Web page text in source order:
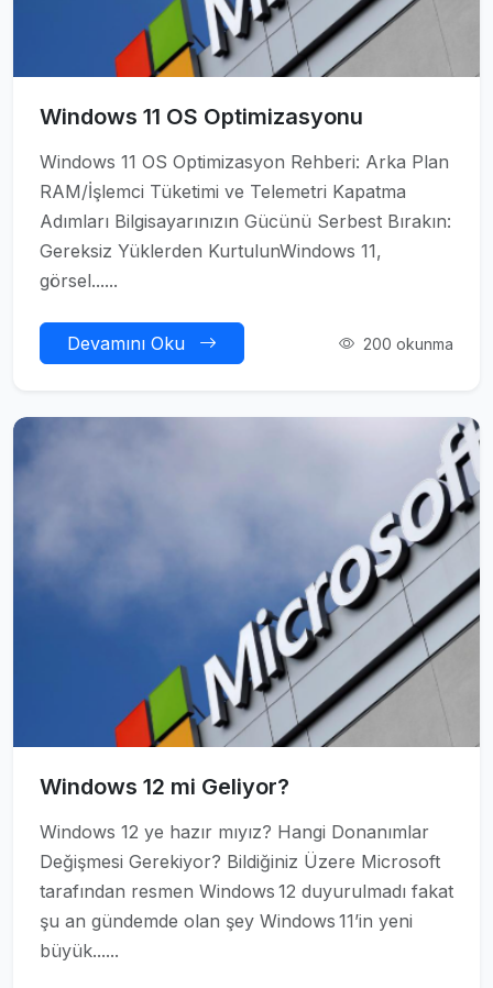
Windows 11 OS Optimizasyonu
Windows 11 OS Optimizasyon Rehberi: Arka Plan
RAM/İşlemci Tüketimi ve Telemetri Kapatma
Adımları Bilgisayarınızın Gücünü Serbest Bırakın:
Gereksiz Yüklerden KurtulunWindows 11,
görsel......
Devamını Oku 200 okunma
Windows 12 mi Geliyor?
Windows 12 ye hazır mıyız? Hangi Donanımlar
Değişmesi Gerekiyor? Bildiğiniz Üzere Microsoft
tarafından resmen Windows 12 duyurulmadı fakat
şu an gündemde olan şey Windows 11’in yeni
büyük......